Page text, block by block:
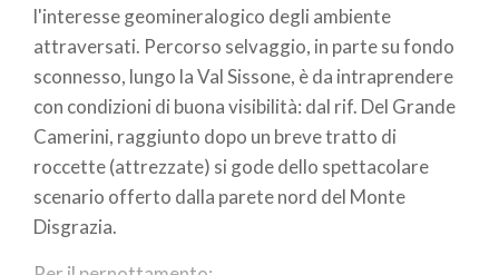
l'interesse geomineralogico degli ambiente
attraversati. Percorso selvaggio, in parte su fondo
sconnesso, lungo la Val Sissone, è da intraprendere
con condizioni di buona visibilità: dal rif. Del Grande
Camerini, raggiunto dopo un breve tratto di
roccette (attrezzate) si gode dello spettacolare
scenario offerto dalla parete nord del Monte
Disgrazia.